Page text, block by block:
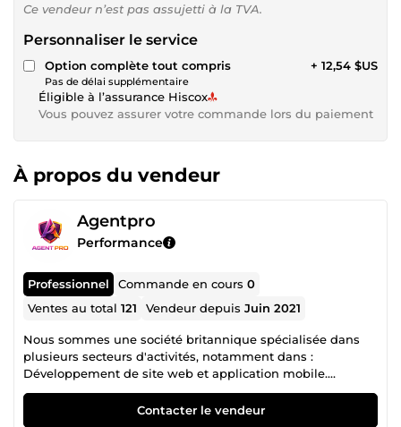
Ce vendeur n’est pas assujetti à la TVA.
Personnaliser le service
Option complète tout compris
Pas de délai supplémentaire
+ 12,54 $US
Éligible à l’assurance Hiscox
Vous pouvez assurer votre commande lors du paiement
À propos du vendeur
Agentpro
Performance
Professionnel Commande en cours0
Ventes au total121 Vendeur depuisJuin 2021
Nous sommes une société britannique spécialisée dans
plusieurs secteurs d'activités, notamment dans :
Développement de site web et application mobile.
Référencement google Ads et facebook Ads
Contacter le vendeur